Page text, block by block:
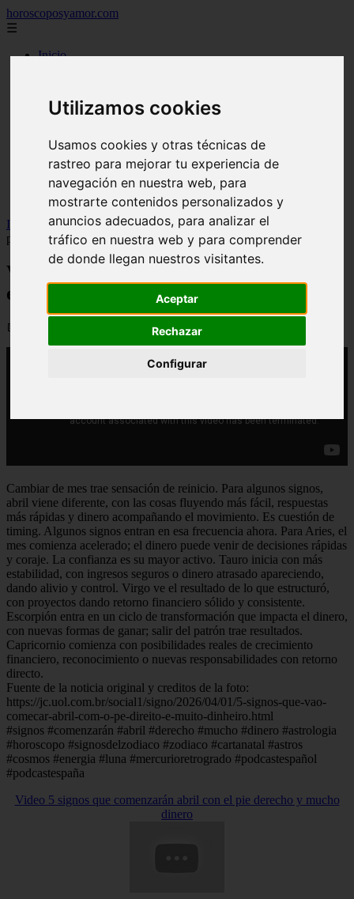
Utilizamos cookies
Usamos cookies y otras técnicas de
rastreo para mejorar tu experiencia de
navegación en nuestra web, para
mostrarte contenidos personalizados y
anuncios adecuados, para analizar el
tráfico en nuestra web y para comprender
de donde llegan nuestros visitantes.
Aceptar
Rechazar
Configurar
horoscoposyamor.com
☰
Inicio
dioses mitologicos
mitos
numerologia
personajes mitologicos
seres mitologicos
significado de los suenos
simbologia
Inicio
yt-astrologia >Video 5 signos que comenzarán abril con el
pie derecho y mucho dinero
Video 5 signos que comenzarán abril con
el pie derecho y mucho dinero
📅 01/04/2026
Cambiar de mes trae sensación de reinicio. Para algunos signos,
abril viene diferente, con las cosas fluyendo más fácil, respuestas
más rápidas y dinero acompañando el movimiento. Es cuestión de
timing. Algunos signos entran en esa frecuencia ahora. Para Aries, el
mes comienza acelerado; el dinero puede venir de decisiones rápidas
y coraje. La confianza es su mayor activo. Tauro inicia con más
estabilidad, con ingresos seguros o dinero atrasado apareciendo,
dando alivio y control. Virgo ve el resultado de lo que estructuró,
con proyectos dando retorno financiero sólido y consistente.
Escorpión entra en un ciclo de transformación que impacta el dinero,
con nuevas formas de ganar; salir del patrón trae resultados.
Capricornio comienza con posibilidades reales de crecimiento
financiero, reconocimiento o nuevas responsabilidades con retorno
directo.
Fuente de la noticia original y creditos de la foto:
https://jc.uol.com.br/social1/signo/2026/04/01/5-signos-que-vao-
comecar-abril-com-o-pe-direito-e-muito-dinheiro.html
#signos #comenzarán #abril #derecho #mucho #dinero #astrologia
#horoscopo #signosdelzodiaco #zodiaco #cartanatal #astros
#cosmos #energia #luna #mercurioretrogrado #podcastespañol
#podcastespaña
Video 5 signos que comenzarán abril con el pie derecho y mucho
dinero